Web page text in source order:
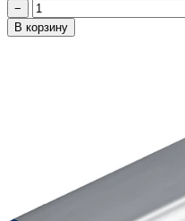
−
В корзину